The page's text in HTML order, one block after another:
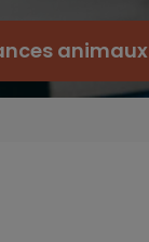
animaux